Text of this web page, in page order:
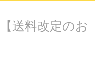
【送料改定のお